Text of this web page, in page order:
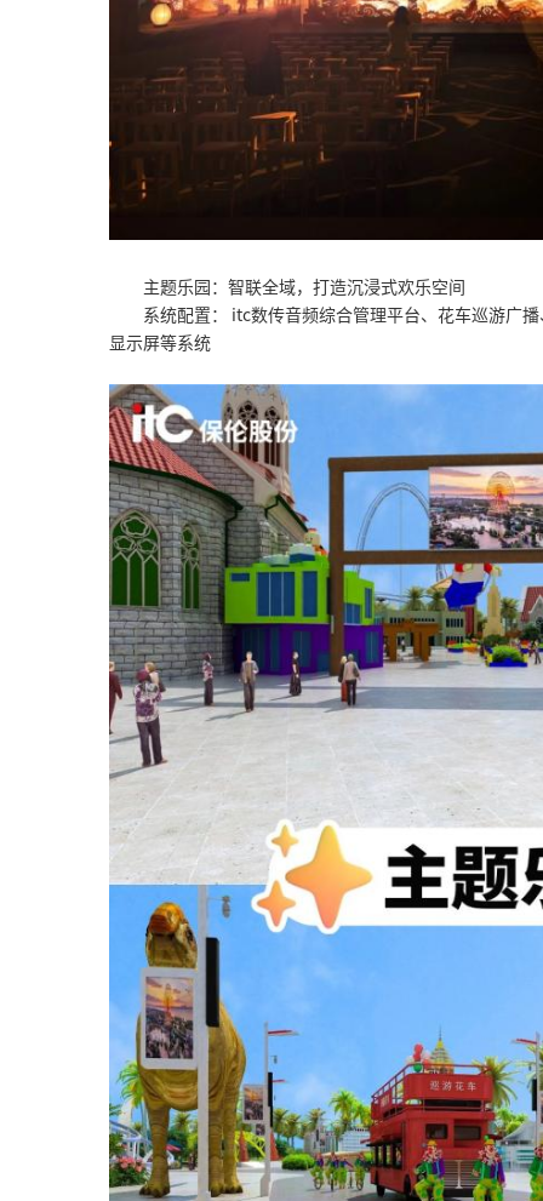
主题乐园：智联全域，打造沉浸式欢乐空间
系统配置： itc数传音频综合管理平台、花车巡游广
显示屏等系统